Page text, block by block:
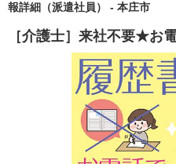
報詳細（派遣社員） - 本庄市
［介護士］来社不要★お